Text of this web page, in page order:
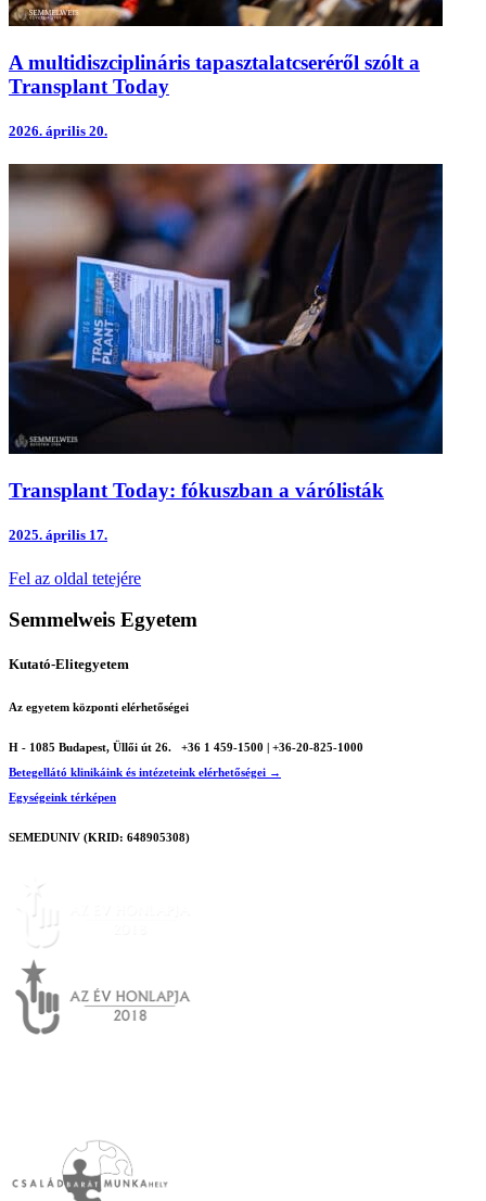
A multidiszciplináris tapasztalatcseréről szólt a
Transplant Today
2026. április 20.
Transplant Today: fókuszban a várólisták
2025. április 17.
Fel az oldal tetejére
Semmelweis Egyetem
Kutató-Elitegyetem
Az egyetem központi elérhetőségei
H - 1085 Budapest, Üllői út 26.
+36 1 459-1500 | +36-20-825-1000
Betegellátó klinikáink és intézeteink elérhetőségei →
Egységeink térképen
SEMEDUNIV (KRID: 648905308)